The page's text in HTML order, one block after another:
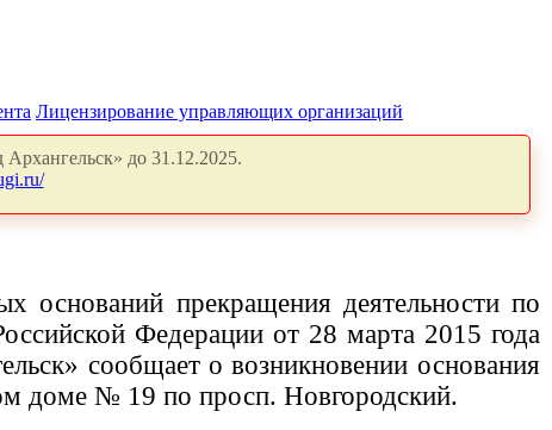
Лицензирование управляющих организаций
до 31.12.2025.
оснований прекращения деятельности по
Федерации от 28 марта 2015 года
сообщает о возникновении основания
доме № 19 по просп. Новгородский.